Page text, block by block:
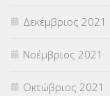
Δεκέμβριος 2021
Νοέμβριος 2021
Οκτώβριος 2021